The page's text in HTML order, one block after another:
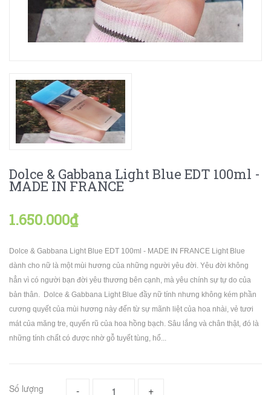
Dolce & Gabbana Light Blue EDT 100ml -
MADE IN FRANCE
1.650.000₫
Dolce & Gabbana Light Blue EDT 100ml - MADE IN FRANCE Light Blue
dành cho nữ là một mùi hương của những người yêu đời. Yêu đời không
hẳn vì có người bạn đời yêu thương bên cạnh, mà yêu chính sự tự do của
bản thân. Dolce & Gabbana Light Blue đầy nữ tính nhưng không kém phần
cương quyết của mùi hương này đến từ sự mãnh liệt của hoa nhài, vẻ tươi
mát của măng tre, quyến rũ của hoa hồng bạch. Sâu lắng và chân thật, đó là
những tính chất có được nhờ gỗ tuyết tùng, hổ...
Số lượng - +